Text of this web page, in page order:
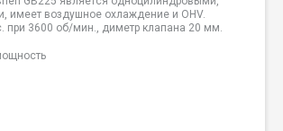
имеет воздушное охлаждение и OHV.
при 3600 об/мин., диметр клапана 20 мм.